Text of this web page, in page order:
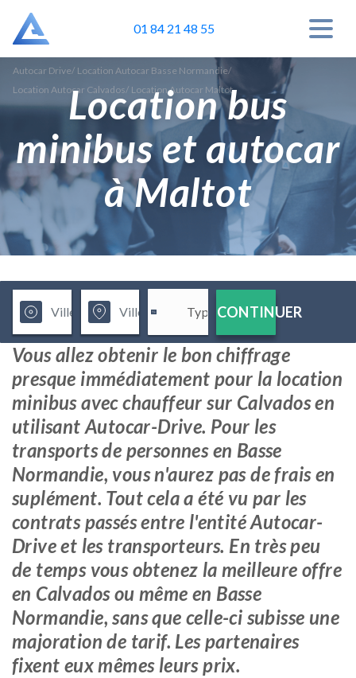
01 84 21 48 55
Autocar Drive/ Location Autocar Basse Normandie/
Location Autocar Calvados/ Location Autocar Maltot
Location bus
minibus et autocar
à Maltot
CONTINUER
Vous allez obtenir le bon chiffrage
presque immédiatement pour la location
minibus avec chauffeur sur Calvados en
utilisant Autocar-Drive. Pour les
transports de personnes en Basse
Normandie, vous n'aurez pas de frais en
suplément. Tout cela a été vu par les
contrats passés entre l'entité Autocar-
Drive et les transporteurs. En très peu
de temps vous obtenez la meilleure offre
en Calvados ou même en Basse
Normandie, sans que celle-ci subisse une
majoration de tarif. Les partenaires
fixent eux mêmes leurs prix.